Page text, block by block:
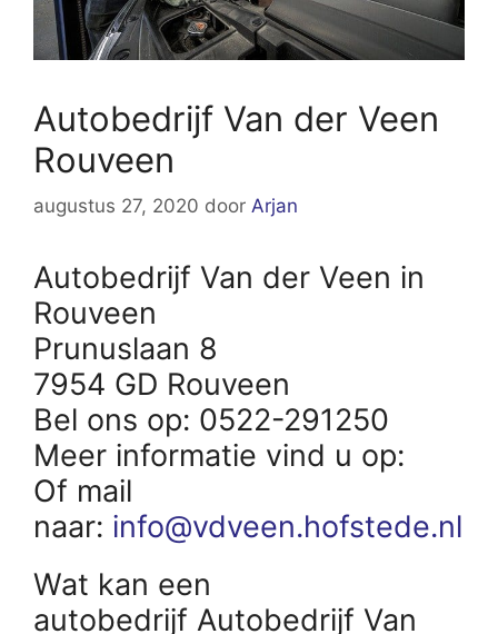
Autobedrijf Van der Veen
Rouveen
augustus 27, 2020 door Arjan
Autobedrijf Van der Veen in
Rouveen
Prunuslaan 8
7954 GD Rouveen
Bel ons op: 0522-291250
Meer informatie vind u op:
Of mail
naar: info@vdveen.hofstede.nl
Wat kan een
autobedrijf Autobedrijf Van